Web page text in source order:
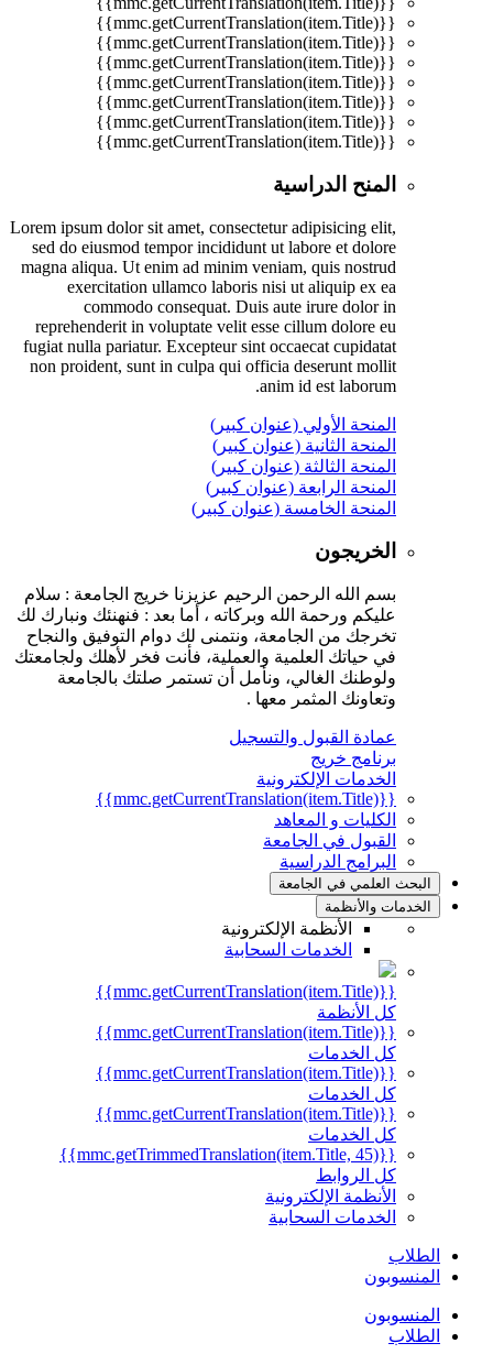
{{mmc.getCurrentTranslation(item.Title)}}
{{mmc.getCurrentTranslation(item.Title)}}
{{mmc.getCurrentTranslation(item.Title)}}
{{mmc.getCurrentTranslation(item.Title)}}
{{mmc.getCurrentTranslation(item.Title)}}
{{mmc.getCurrentTranslation(item.Title)}}
{{mmc.getCurrentTranslation(item.Title)}}
المنح الدراسية
Lorem ipsum dolor sit amet, consectetur adipisicing elit,
sed do eiusmod tempor incididunt ut labore et dolore
magna aliqua. Ut enim ad minim veniam, quis nostrud
exercitation ullamco laboris nisi ut aliquip ex ea
commodo consequat. Duis aute irure dolor in
reprehenderit in voluptate velit esse cillum dolore eu
fugiat nulla pariatur. Excepteur sint occaecat cupidatat
non proident, sunt in culpa qui officia deserunt mollit
anim id est laborum.
المنحة الأولي (عنوان كبير)
المنحة الثانية (عنوان كبير)
المنحة الثالثة (عنوان كبير)
المنحة الرابعة (عنوان كبير)
المنحة الخامسة (عنوان كبير)
الخريجون
بسم الله الرحمن الرحيم عزيزنا خريج الجامعة : سلام
عليكم ورحمة الله وبركاته ، أما بعد : فنهنئك ونبارك لك
تخرجك من الجامعة، ونتمنى لك دوام التوفيق والنجاح
في حياتك العلمية والعملية، فأنت فخر لأهلك ولجامعتك
ولوطنك الغالي، ونأمل أن تستمر صلتك بالجامعة
وتعاونك المثمر معها .
عمادة القبول والتسجيل
برنامج خريج
الخدمات الإلكترونية
{{mmc.getCurrentTranslation(item.Title)}}
الكليات و المعاهد
القبول في الجامعة
البرامج الدراسية
البحث العلمي في الجامعة
الخدمات والأنظمة
الأنظمة الإلكترونية
الخدمات السحابية
{{mmc.getCurrentTranslation(item.Title)}}
كل الأنظمة
{{mmc.getCurrentTranslation(item.Title)}}
كل الخدمات
{{mmc.getCurrentTranslation(item.Title)}}
كل الخدمات
{{mmc.getCurrentTranslation(item.Title)}}
كل الخدمات
{{mmc.getTrimmedTranslation(item.Title, 45)}}
كل الروابط
الأنظمة الإلكترونية
الخدمات السحابية
الطلاب
المنسوبون
المنسوبون
الطلاب